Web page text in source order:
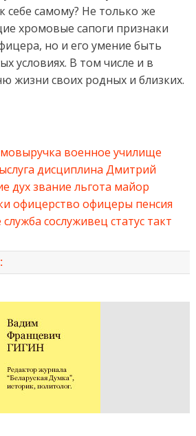
себе самому? Не только же
хромовые сапоги признаки
но и его умение быть
условиях. В том числе и в
жизни своих родных и близких.
военное училище
дисциплина Дмитрий
духзвание льгота майор
офицерство офицеры пенсия
служба сослуживец статус такт